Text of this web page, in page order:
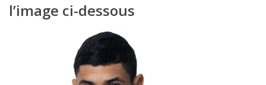
l’image ci-dessous